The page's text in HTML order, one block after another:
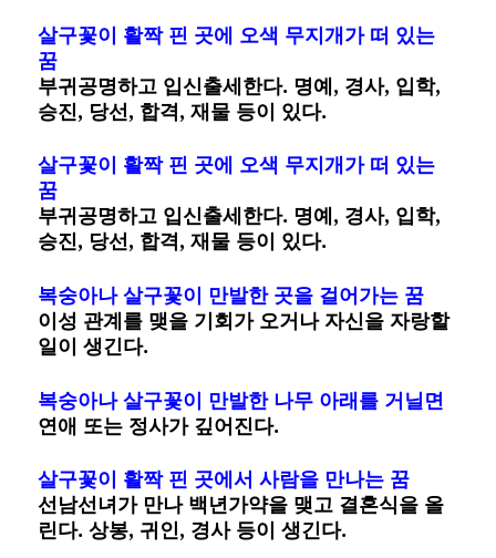
살구꽃이 활짝 핀 곳에 오색 무지개가 떠 있는
꿈
부귀공명하고 입신출세한다. 명예, 경사, 입학,
승진, 당선, 합격, 재물 등이 있다.
살구꽃이 활짝 핀 곳에 오색 무지개가 떠 있는
꿈
부귀공명하고 입신출세한다. 명예, 경사, 입학,
승진, 당선, 합격, 재물 등이 있다.
복숭아나 살구꽃이 만발한 곳을 걸어가는 꿈
이성 관계를 맺을 기회가 오거나 자신을 자랑할
일이 생긴다.
복숭아나 살구꽃이 만발한 나무 아래를 거닐면
연애 또는 정사가 깊어진다.
살구꽃이 활짝 핀 곳에서 사람을 만나는 꿈
선남선녀가 만나 백년가약을 맺고 결혼식을 올
린다. 상봉, 귀인, 경사 등이 생긴다.